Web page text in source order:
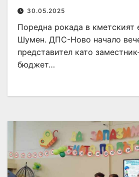
30.05.2025
Поредна рокада в кметският
Шумен. ДПС-Ново начало
представител като
бюджет…